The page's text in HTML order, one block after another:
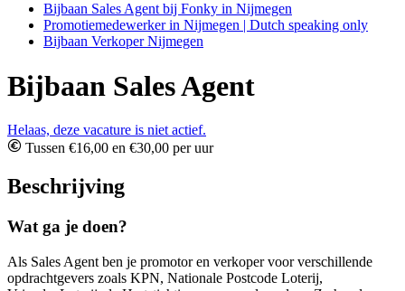
Bijbaan Sales Agent bij Fonky in Nijmegen
Promotiemedewerker in Nijmegen | Dutch speaking only
Bijbaan Verkoper Nijmegen
Bijbaan Sales Agent
Helaas, deze vacature is niet actief.
Tussen €16,00 en €30,00 per uur
Beschrijving
Wat ga je doen?
Als Sales Agent ben je promotor en verkoper voor verschillende
opdrachtgevers zoals KPN, Nationale Postcode Loterij,